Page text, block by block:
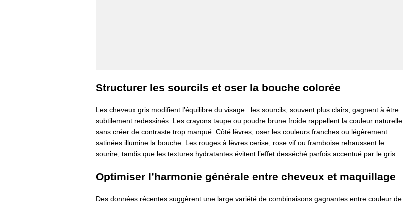
Structurer les sourcils et oser la bouche colorée
Les cheveux gris modifient l’équilibre du visage : les sourcils, souvent plus clairs, gagnent à être
subtilement redessinés. Les crayons taupe ou poudre brune froide rappellent la couleur naturelle
sans créer de contraste trop marqué. Côté lèvres, oser les couleurs franches ou légèrement
satinées illumine la bouche. Les rouges à lèvres cerise, rose vif ou framboise rehaussent le
sourire, tandis que les textures hydratantes évitent l’effet desséché parfois accentué par le gris.
Optimiser l’harmonie générale entre cheveux et maquillage
Des données récentes suggèrent une large variété de combinaisons gagnantes entre couleur de